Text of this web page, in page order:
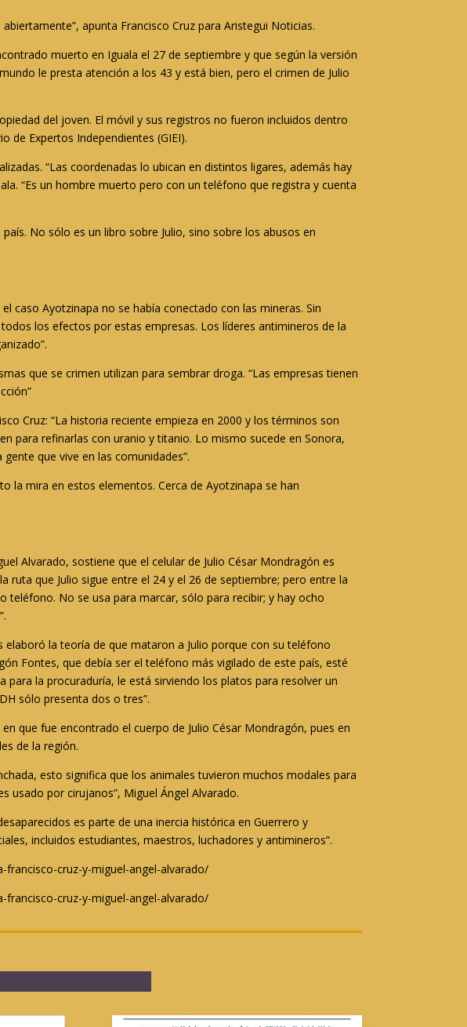
apunta Francisco Cruz para Aristegui Noticias.
muerto en Iguala el 27 de septiembre y que según la versión
le presta atención a los 43 y está bien, pero el crimen de Julio
del joven. El móvil y sus registros no fueron incluidos dentro
de Expertos Independientes (GIEI).
“Las coordenadas lo ubican en distintos ligares, además hay
“Es un hombre muerto pero con un teléfono que registra y cuenta
No sólo es un libro sobre Julio, sino sobre los abusos en
caso Ayotzinapa no se había conectado con las mineras. Sin
los efectos por estas empresas. Los líderes antimineros de la
que se crimen utilizan para sembrar droga. “Las empresas tienen
Cruz: “La historia reciente empieza en 2000 y los términos son
para refinarlas con uranio y titanio. Lo mismo sucede en Sonora,
que vive en las comunidades”.
la mira en estos elementos. Cerca de Ayotzinapa se han
Alvarado, sostiene que el celular de Julio César Mondragón es
que Julio sigue entre el 24 y el 26 de septiembre; pero entre la
teléfono. No se usa para marcar, sólo para recibir; y hay ocho
la teoría de que mataron a Julio porque con su teléfono
Fontes, que debía ser el teléfono más vigilado de este país, esté
para la procuraduría, le está sirviendo los platos para resolver un
sólo presenta dos o tres”.
que fue encontrado el cuerpo de Julio César Mondragón, pues en
de la región.
esto significa que los animales tuvieron muchos modales para
usado por cirujanos”, Miguel Ángel Alvarado.
es parte de una inercia histórica en Guerrero y
incluidos estudiantes, maestros, luchadores y antimineros”.
cruz-y-miguel-angel-alvarado/
cruz-y-miguel-angel-alvarado/